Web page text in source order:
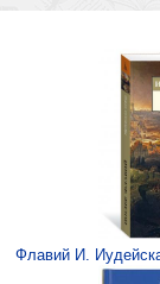
Флавий И.